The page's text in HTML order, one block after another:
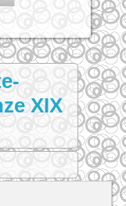
XIX